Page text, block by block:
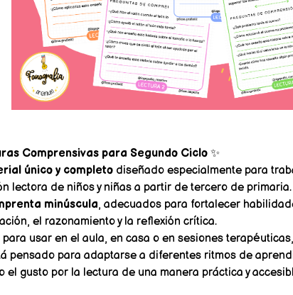
Comprensivas para Segundo Ciclo✨
único y completodiseñado especialmente para
lectora de niños y niñas a partir de tercero de
minúscula, adecuados para fortalecer
el razonamiento y la reflexión crítica.
para usar en el aula, en casa o en sesiones
pensado para adaptarse a diferentes ritmos de
el gusto por la lectura de una manera práctica y